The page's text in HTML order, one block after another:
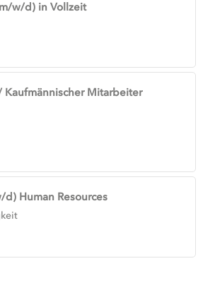
w/d) in Vollzeit
Kaufmännischer Mitarbeiter
Human Resources